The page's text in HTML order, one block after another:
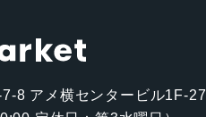
8 アメ横センタービル1F-27